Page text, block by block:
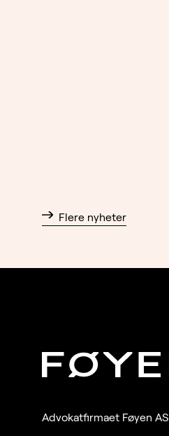
Flere nyheter
Advokatfirmaet Føyen AS